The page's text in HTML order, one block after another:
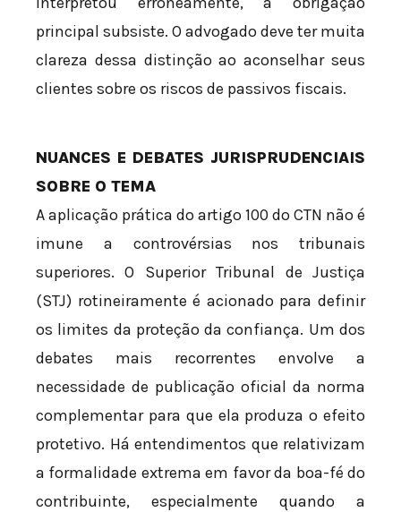
principal subsiste. O advogado deve ter muita
clareza dessa distinção ao aconselhar seus
clientes sobre os riscos de passivos fiscais.
NUANCES E DEBATES JURISPRUDENCIAIS
SOBRE O TEMA
A aplicação prática do artigo 100 do CTN não é
imune a controvérsias nos tribunais
superiores. O Superior Tribunal de Justiça
(STJ) rotineiramente é acionado para definir
os limites da proteção da confiança. Um dos
debates mais recorrentes envolve a
necessidade de publicação oficial da norma
complementar para que ela produza o efeito
protetivo. Há entendimentos que relativizam
a formalidade extrema em favor da boa-fé do
contribuinte, especialmente quando a